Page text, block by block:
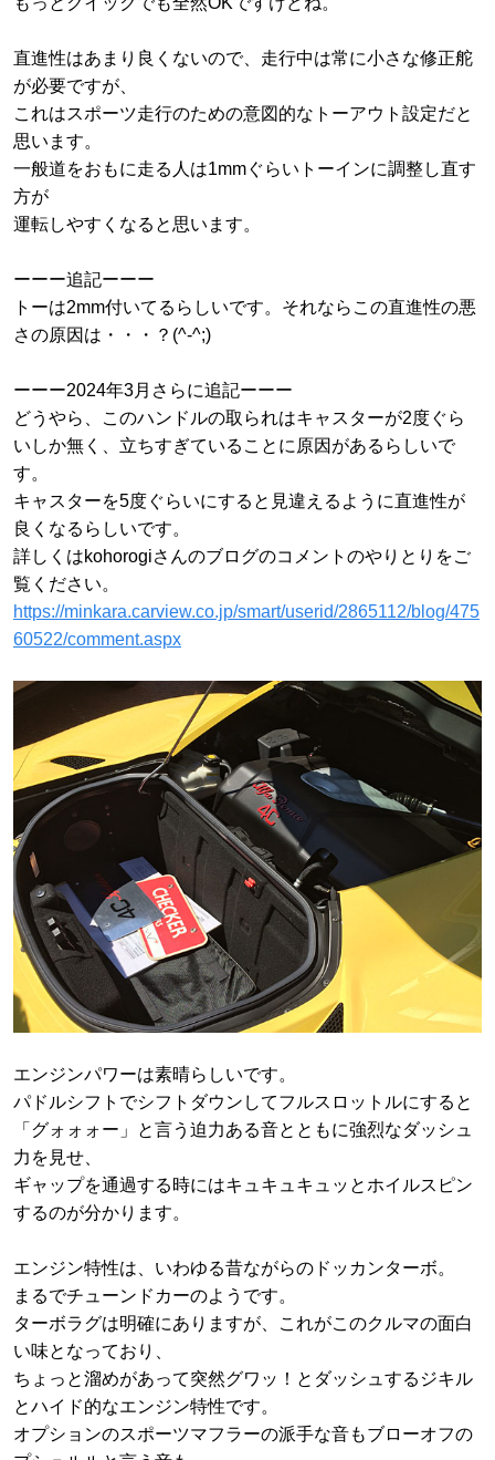
直進性はあまり良くないので、走行中は常に小さな修正舵
が必要ですが、
これはスポーツ走行のための意図的なトーアウト設定だと
思います。
一般道をおもに走る人は1mmぐらいトーインに調整し直す
方が
運転しやすくなると思います。
ーーー追記ーーー
トーは2mm付いてるらしいです。それならこの直進性の悪
さの原因は・・・？(^-^;)
ーーー2024年3月さらに追記ーーー
どうやら、このハンドルの取られはキャスターが2度ぐら
いしか無く、立ちすぎていることに原因があるらしいで
す。
キャスターを5度ぐらいにすると見違えるように直進性が
良くなるらしいです。
詳しくはkohorogiさんのブログのコメントのやりとりをご
覧ください。
https://minkara.carview.co.jp/smart/userid/2865112/blog/475
60522/comment.aspx
エンジンパワーは素晴らしいです。
パドルシフトでシフトダウンしてフルスロットルにすると
「グォォォー」と言う迫力ある音とともに強烈なダッシュ
力を見せ、
ギャップを通過する時にはキュキュキュッとホイルスピン
するのが分かります。
エンジン特性は、いわゆる昔ながらのドッカンターボ。
まるでチューンドカーのようです。
ターボラグは明確にありますが、これがこのクルマの面白
い味となっており、
ちょっと溜めがあって突然グワッ！とダッシュするジキル
とハイド的なエンジン特性です。
オプションのスポーツマフラーの派手な音もブローオフの